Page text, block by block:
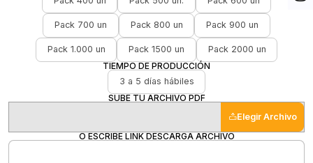
Pack 700 un Pack 800 un Pack 900 un
Pack 1.000 un Pack 1500 un
Pack 2000 un
TIEMPO DE PRODUCCIÓN
3 a 5 días hábiles
SUBE TU ARCHIVO PDF
Elegir Archivo
O ESCRIBE LINK DESCARGA ARCHIVO